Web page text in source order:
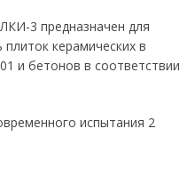
3 предназначен для
керамических в
и бетонов в соответствии
испытания 2